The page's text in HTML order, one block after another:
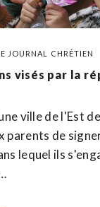
JOURNAL CHRÉTIEN
visés par la
ville de l'Est
parents de
lequel ils